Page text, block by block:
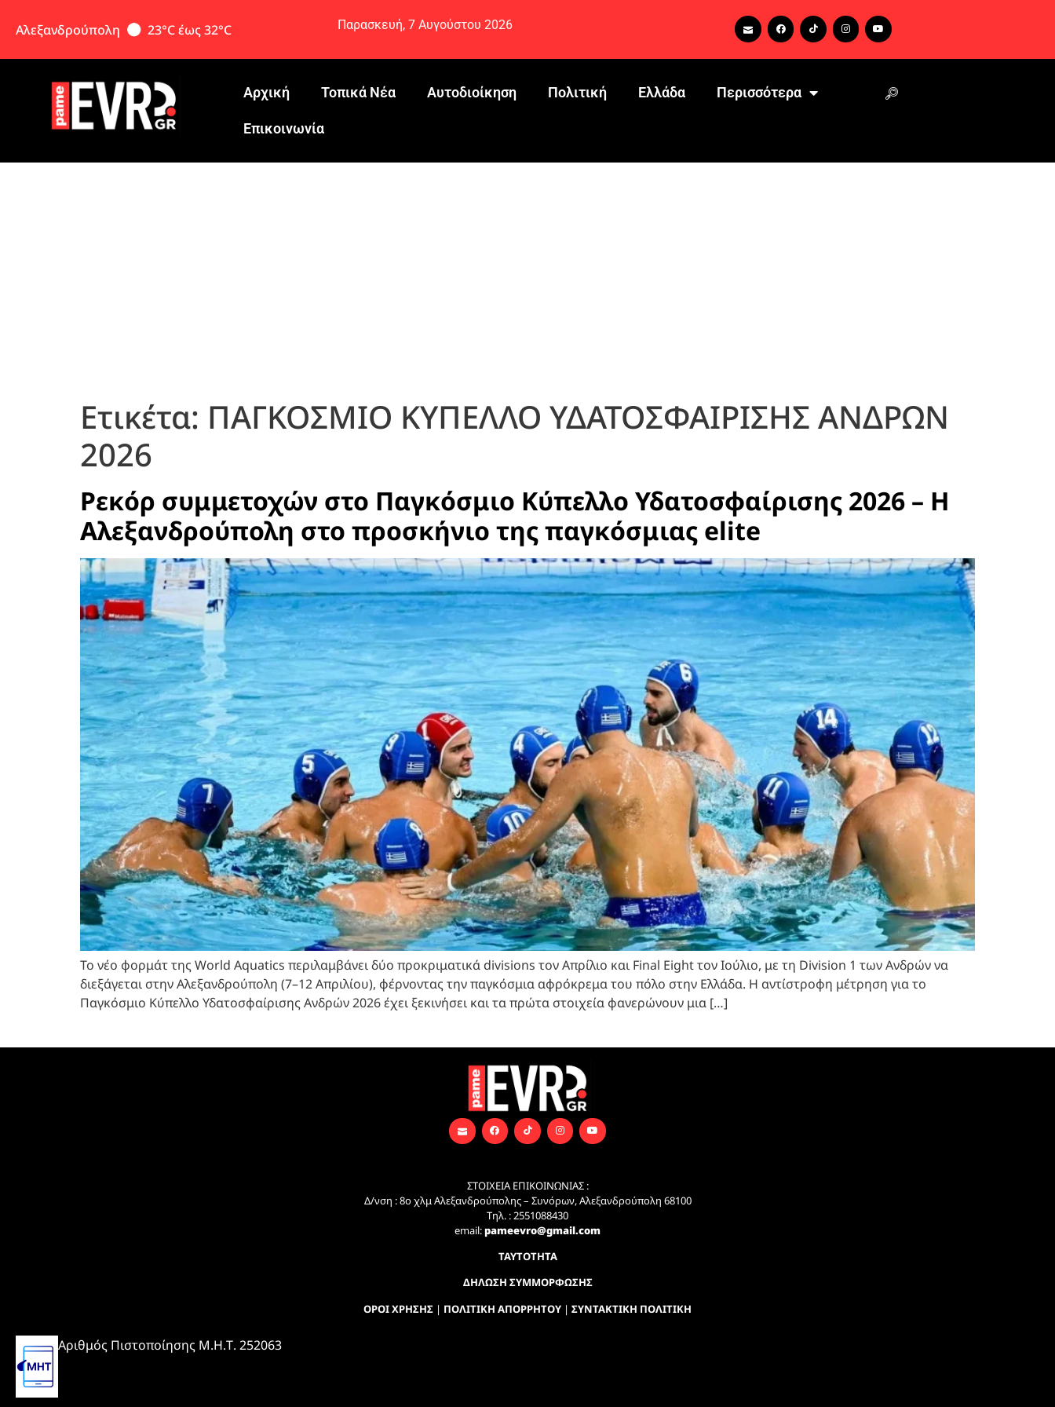
Αλεξανδρούπολη 23°C έως 32°C Παρασκευή, 7 Αυγούστου 2026
Αρχική Τοπικά Νέα Αυτοδιοίκηση Πολιτική Ελλάδα Περισσότερα
Eπικοινωνία
Ετικέτα: ΠΑΓΚΟΣΜΙΟ ΚΥΠΕΛΛΟ ΥΔΑΤΟΣΦΑΙΡΙΣΗΣ ΑΝΔΡΩΝ
2026
Ρεκόρ συμμετοχών στο Παγκόσμιο Κύπελλο Υδατοσφαίρισης 2026 – Η
Αλεξανδρούπολη στο προσκήνιο της παγκόσμιας elite
Το νέο φορμάτ της World Aquatics περιλαμβάνει δύο προκριματικά divisions τον Απρίλιο και Final Eight τον Ιούλιο, με τη Division 1 των Ανδρών να
διεξάγεται στην Αλεξανδρούπολη (7–12 Απριλίου), φέρνοντας την παγκόσμια αφρόκρεμα του πόλο στην Ελλάδα. Η αντίστροφη μέτρηση για το
Παγκόσμιο Κύπελλο Υδατοσφαίρισης Ανδρών 2026 έχει ξεκινήσει και τα πρώτα στοιχεία φανερώνουν μια […]
ΣΤΟΙΧΕΙΑ ΕΠΙΚΟΙΝΩΝΙΑΣ :
Δ/νση : 8ο χλμ Αλεξανδρούπολης – Συνόρων, Αλεξανδρούπολη 68100
Τηλ. : 2551088430
email:pameevro@gmail.com
ΤΑΥΤΟΤΗΤΑ
ΔΗΛΩΣΗ ΣΥΜΜΟΡΦΩΣΗΣ
ΟΡΟΙ ΧΡΗΣΗΣ | ΠΟΛΙΤΙΚΗ ΑΠΟΡΡΗΤΟΥ | ΣΥΝΤΑΚΤΙΚΗ ΠΟΛΙΤΙΚΗ
Αριθμός Πιστοποίησης Μ.Η.Τ. 252063